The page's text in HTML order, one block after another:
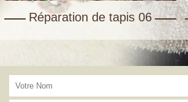
Réparation de tapis 06